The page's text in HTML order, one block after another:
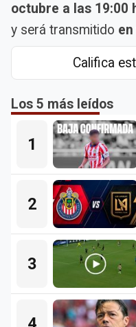
octubre a las 19:00
y será transmitido en
Califica
Los 5 más leídos
1
2
3